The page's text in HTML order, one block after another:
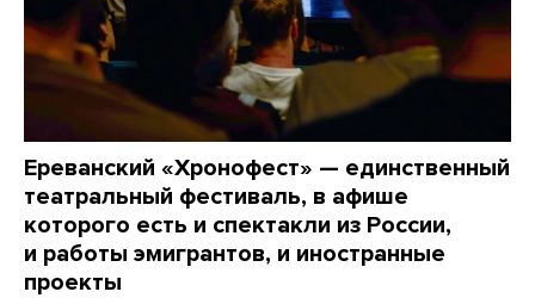
Ереванский «Хронофест» — единственный
театральный фестиваль, в афише
которого есть и спектакли из России,
и работы эмигрантов, и иностранные
проекты